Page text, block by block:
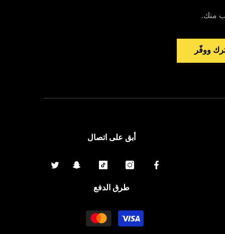
منك.
ووفّر
أبق على اتصال
طرق الدفع
الدفع